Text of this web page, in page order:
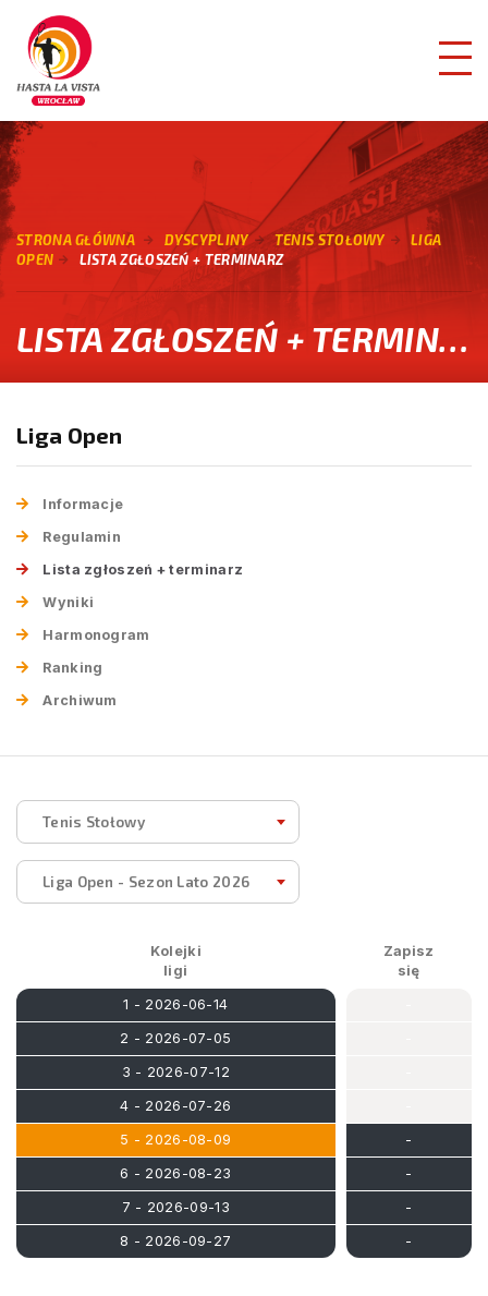
STRONA GŁÓWNA DYSCYPLINY TENIS STOŁOWY
LIGA
OPEN
LISTA ZGŁOSZEŃ + TERMINARZ
LISTA ZGŁOSZEŃ + TERMINARZ
Liga Open
Informacje
Regulamin
Lista zgłoszeń + terminarz
Wyniki
Harmonogram
Ranking
Archiwum
Tenis Stołowy
Liga Open - Sezon Lato 2026
Kolejki
ligi
1 - 2026-06-14
2 - 2026-07-05
3 - 2026-07-12
4 - 2026-07-26
5 - 2026-08-09
6 - 2026-08-23
7 - 2026-09-13
8 - 2026-09-27
Zapisz
się
-
-
-
-